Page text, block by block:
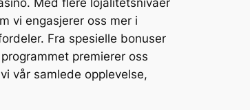
Med flere lojalitetsnivåer
vi engasjerer oss mer i
Fra spesielle bonuser
premierer oss
vår samlede opplevelse,